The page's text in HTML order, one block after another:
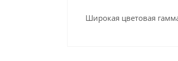
Широкая цветовая